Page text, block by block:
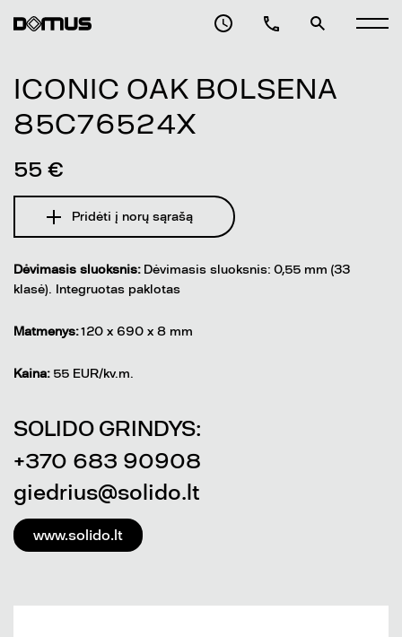
ICONIC OAK BOLSENA
85C76524X
55 €
Pridėti į norų sąrašą
Dėvimasis sluoksnis:Dėvimasis sluoksnis: 0,55 mm (33
klasė). Integruotas paklotas
Matmenys:120 x 690 x 8 mm
Kaina:55 EUR/kv.m.
SOLIDO GRINDYS:
+370 683 90908
giedrius@solido.lt
www.solido.lt